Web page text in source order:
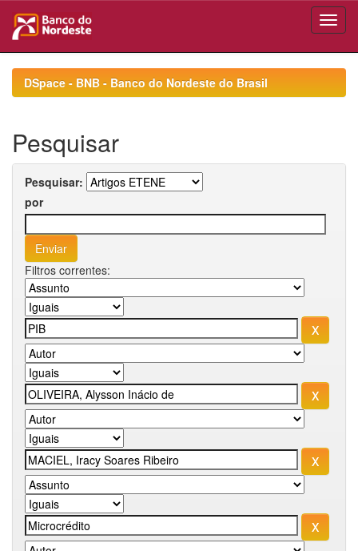
navigationDSpace - BNB - Banco do Nordeste do Brasil
Pesquisar
Pesquisar:
por
Filtros correntes: